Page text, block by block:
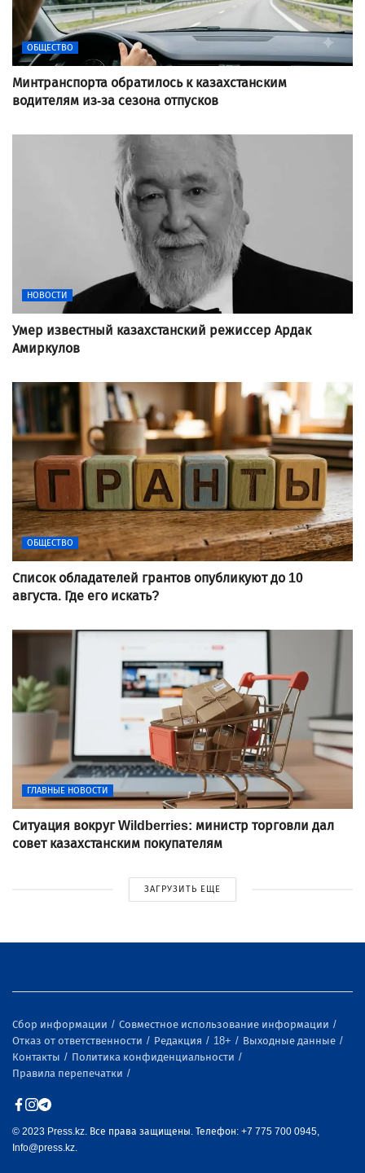
ОБЩЕСТВО
Минтранспорта обратилось к казахстанcким
водителям из-за сезона отпусков
НОВОСТИ
Умер известный казахстанский режиссер Ардак
Амиркулов
ОБЩЕСТВО
Список обладателей грантов опубликуют до 10
августа. Где его искать?
ГЛАВНЫЕ НОВОСТИ
Ситуация вокруг Wildberries: министр торговли дал
совет казахстанским покупателям
ЗАГРУЗИТЬ ЕЩЕ
Сбор информации
Совместное использование информации
Отказ от ответственности
Редакция 18+
Выходные данные
Контакты
Политика конфиденциальности
Правила перепечатки
© 2023 Press.kz. Все права защищены. Телефон: +7 775 700 0945,
Info@press.kz.